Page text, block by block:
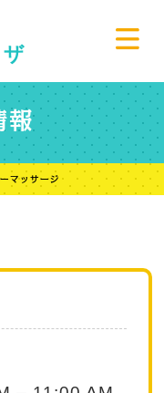
報
マッサージ